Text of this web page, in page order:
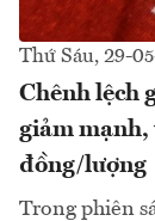
Thứ Sáu, 29-
Chênh lệch
giảm
đồng/lượng
Trong phiên